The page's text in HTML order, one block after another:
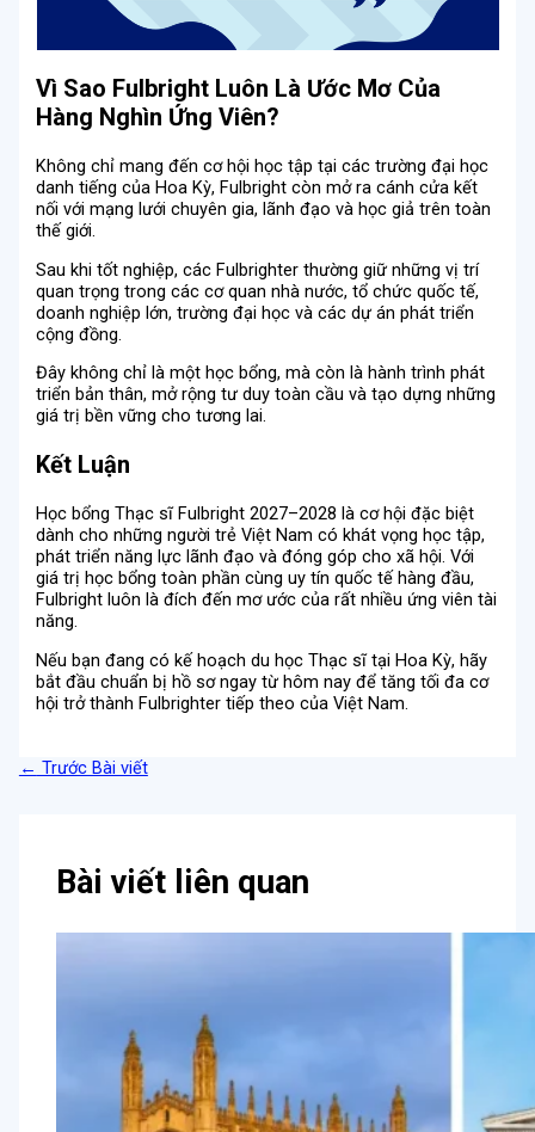
Vì Sao Fulbright Luôn Là Ước Mơ Của
Hàng Nghìn Ứng Viên?
Không chỉ mang đến cơ hội học tập tại các trường đại học
danh tiếng của Hoa Kỳ, Fulbright còn mở ra cánh cửa kết
nối với mạng lưới chuyên gia, lãnh đạo và học giả trên toàn
thế giới.
Sau khi tốt nghiệp, các Fulbrighter thường giữ những vị trí
quan trọng trong các cơ quan nhà nước, tổ chức quốc tế,
doanh nghiệp lớn, trường đại học và các dự án phát triển
cộng đồng.
Đây không chỉ là một học bổng, mà còn là hành trình phát
triển bản thân, mở rộng tư duy toàn cầu và tạo dựng những
giá trị bền vững cho tương lai.
Kết Luận
Học bổng Thạc sĩ Fulbright 2027–2028 là cơ hội đặc biệt
dành cho những người trẻ Việt Nam có khát vọng học tập,
phát triển năng lực lãnh đạo và đóng góp cho xã hội. Với
giá trị học bổng toàn phần cùng uy tín quốc tế hàng đầu,
Fulbright luôn là đích đến mơ ước của rất nhiều ứng viên tài
năng.
Nếu bạn đang có kế hoạch du học Thạc sĩ tại Hoa Kỳ, hãy
bắt đầu chuẩn bị hồ sơ ngay từ hôm nay để tăng tối đa cơ
hội trở thành Fulbrighter tiếp theo của Việt Nam.
← Trước Bài viết
Bài viết liên quan